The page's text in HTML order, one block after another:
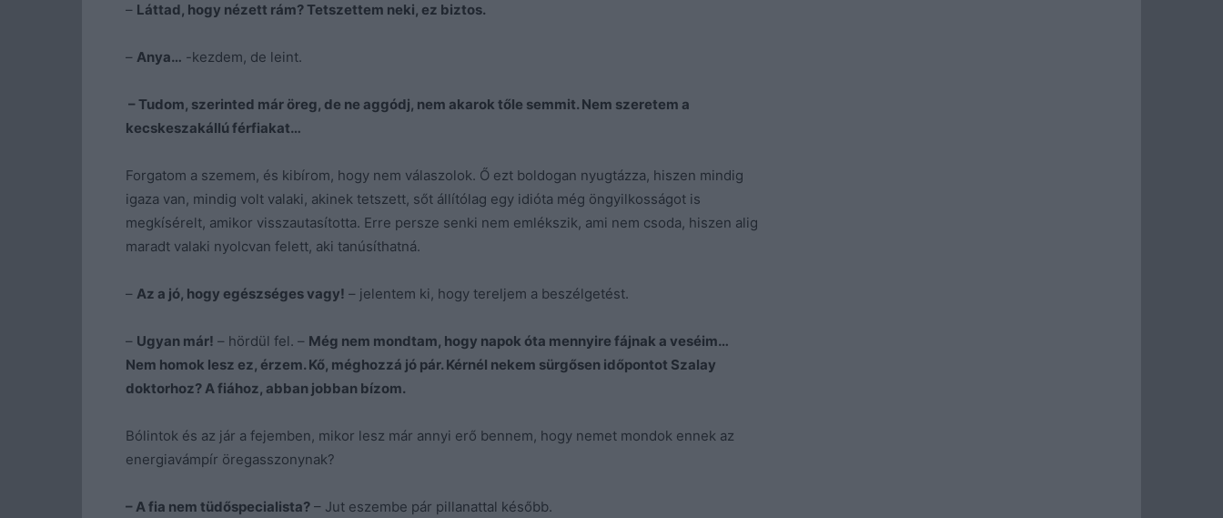
– Láttad, hogy nézett rám? Tetszettem neki, ez biztos.
– Anya… -kezdem, de leint.
– Tudom, szerinted már öreg, de ne aggódj, nem akarok tőle semmit. Nem szeretem a
kecskeszakállú férfiakat…
Forgatom a szemem, és kibírom, hogy nem válaszolok. Ő ezt boldogan nyugtázza, hiszen mindig
igaza van, mindig volt valaki, akinek tetszett, sőt állítólag egy idióta még öngyilkosságot is
megkísérelt, amikor visszautasította. Erre persze senki nem emlékszik, ami nem csoda, hiszen alig
maradt valaki nyolcvan felett, aki tanúsíthatná.
– Az a jó, hogy egészséges vagy! – jelentem ki, hogy tereljem a beszélgetést.
– Ugyan már! – hördül fel. – Még nem mondtam, hogy napok óta mennyire fájnak a veséim…
Nem homok lesz ez, érzem. Kő, méghozzá jó pár. Kérnél nekem sürgősen időpontot Szalay
doktorhoz? A fiához, abban jobban bízom.
Bólintok és az jár a fejemben, mikor lesz már annyi erő bennem, hogy nemet mondok ennek az
energiavámpír öregasszonynak?
– A fia nem tüdőspecialista? – Jut eszembe pár pillanattal később.